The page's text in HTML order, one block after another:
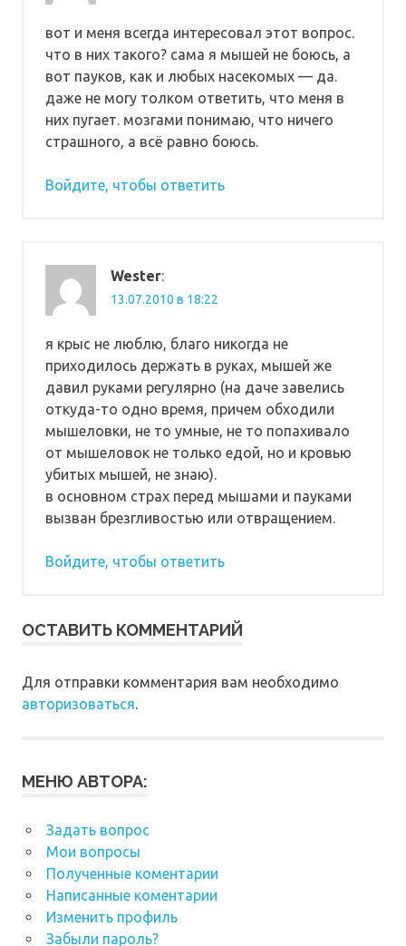
вот и меня всегда интересовал этот вопрос.
что в них такого? сама я мышей не боюсь, а
вот пауков, как и любых насекомых — да.
даже не могу толком ответить, что меня в
них пугает. мозгами понимаю, что ничего
страшного, а всё равно боюсь.
Войдите, чтобы ответить
Wester:
13.07.2010 в 18:22
я крыс не люблю, благо никогда не
приходилось держать в руках, мышей же
давил руками регулярно (на даче завелись
откуда-то одно время, причем обходили
мышеловки, не то умные, не то попахивало
от мышеловок не только едой, но и кровью
убитых мышей, не знаю).
в основном страх перед мышами и пауками
вызван брезгливостью или отвращением.
Войдите, чтобы ответить
ОСТАВИТЬ КОММЕНТАРИЙ
Для отправки комментария вам необходимо
авторизоваться.
МЕНЮ АВТОРА:
Задать вопрос
Мои вопросы
Полученные коментарии
Написанные коментарии
Изменить профиль
Забыли пароль?